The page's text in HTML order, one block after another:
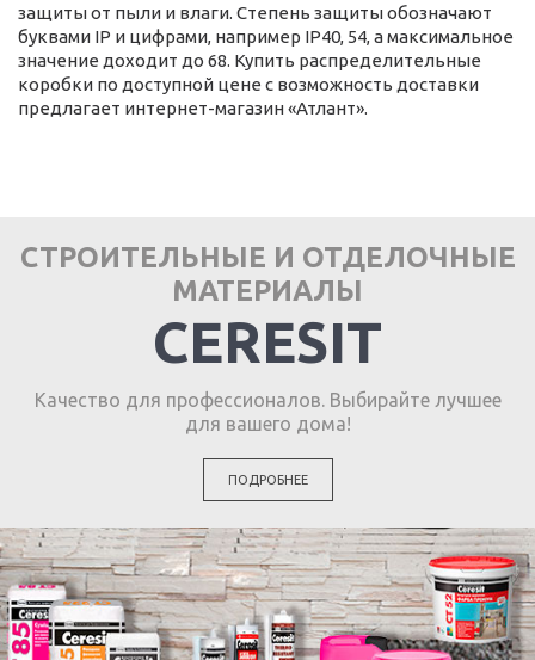
защиты от пыли и влаги. Степень защиты обозначают
буквами IP и цифрами, например IP40, 54, а максимальное
значение доходит до 68. Купить распределительные
коробки по доступной цене с возможность доставки
предлагает интернет-магазин «Атлант».
СТРОИТЕЛЬНЫЕ И ОТДЕЛОЧНЫЕ
МАТЕРИАЛЫ
CERESIT
Качество для профессионалов. Выбирайте лучшее
для вашего дома!
ПОДРОБНЕЕ